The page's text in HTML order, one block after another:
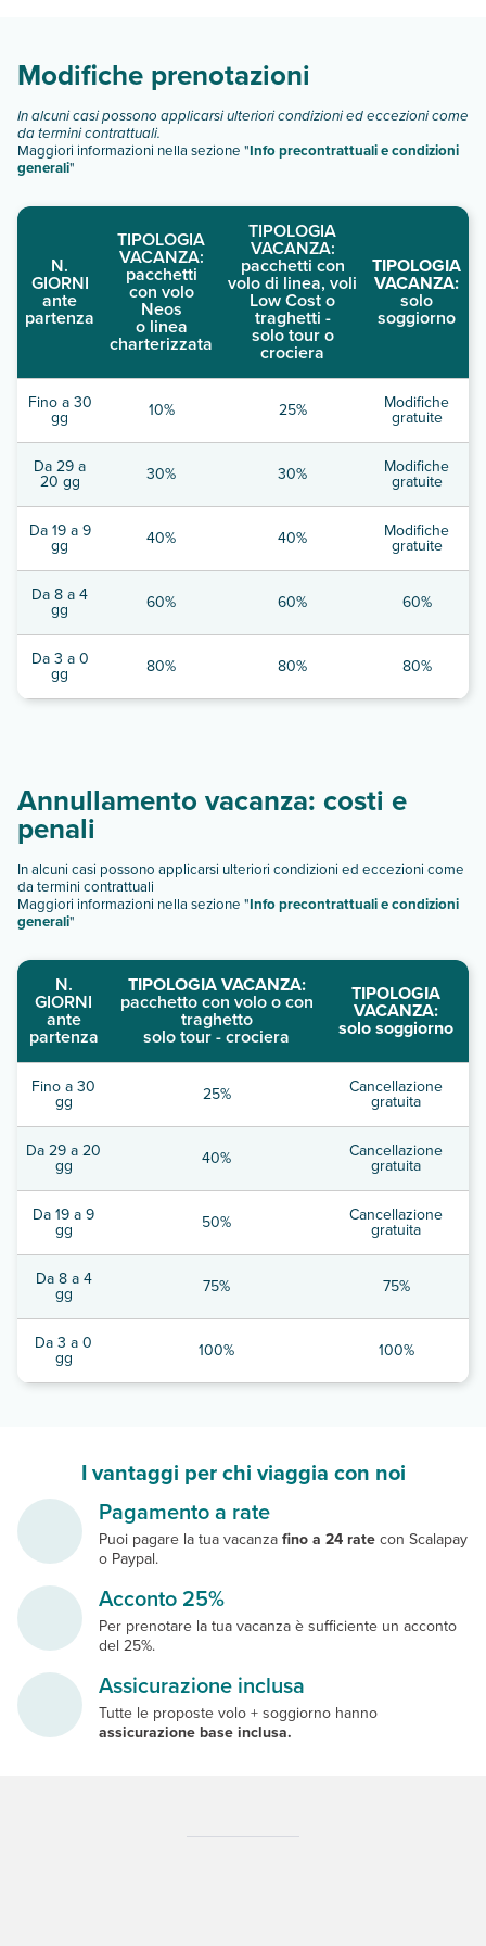
Modifiche prenotazioni
In alcuni casi possono applicarsi ulteriori condizioni ed eccezioni come
da termini contrattuali.
Maggiori informazioni nella sezione "Info precontrattuali e condizioni
generali"
N.
GIORNI
ante
partenza
TIPOLOGIA
VACANZA:
pacchetti
con volo
Neos
o linea
charterizzata
TIPOLOGIA
VACANZA:
pacchetti con
volo di linea, voli
Low Cost o
traghetti -
solo tour o
crociera
TIPOLOGIA
VACANZA:
solo
soggiorno
Fino a 30
gg 10% 25% Modifiche
gratuite
Da 29 a
20 gg 30% 30% Modifiche
gratuite
Da 19 a 9
gg 40% 40% Modifiche
gratuite
Da 8 a 4
gg 60% 60% 60%
Da 3 a 0
gg 80% 80% 80%
Annullamento vacanza: costi e
penali
In alcuni casi possono applicarsi ulteriori condizioni ed eccezioni come
da termini contrattuali
Maggiori informazioni nella sezione "Info precontrattuali e condizioni
generali"
N.
GIORNI
ante
partenza
TIPOLOGIA VACANZA:
pacchetto con volo o con
traghetto
solo tour - crociera
TIPOLOGIA
VACANZA:
solo soggiorno
Fino a 30
gg 25% Cancellazione
gratuita
Da 29 a 20
gg 40% Cancellazione
gratuita
Da 19 a 9
gg 50% Cancellazione
gratuita
Da 8 a 4
gg 75% 75%
Da 3 a 0
gg 100% 100%
I vantaggi per chi viaggia con noi
Pagamento a rate
Puoi pagare la tua vacanzafino a 24 ratecon Scalapay
o Paypal.
Acconto 25%
Per prenotare la tua vacanza è sufficiente un acconto
del 25%.
Assicurazione inclusa
Tutte le proposte volo + soggiorno hanno
assicurazione base inclusa.